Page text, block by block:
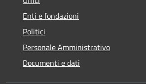
Enti e fondazioni
Politici
Personale Amministrativo
Documenti e dati